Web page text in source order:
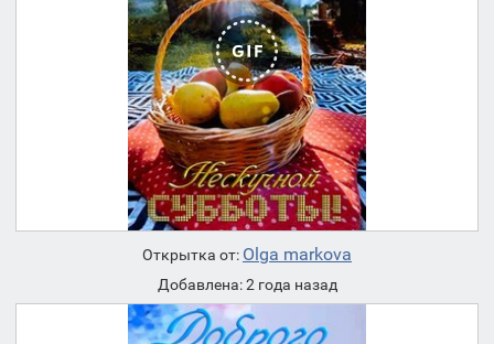
Открытка от: Olga markova
Добавлена: 2 года назад